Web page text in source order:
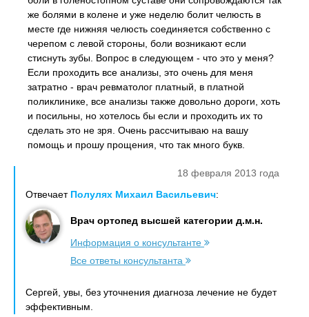
же болями в колене и уже неделю болит челюсть в
месте где нижняя челюсть соединяется собственно с
черепом с левой стороны, боли возникают если
стиснуть зубы. Вопрос в следующем - что это у меня?
Если проходить все анализы, это очень для меня
затратно - врач ревматолог платный, в платной
поликлинике, все анализы также довольно дороги, хоть
и посильны, но хотелось бы если и проходить их то
сделать это не зря. Очень рассчитываю на вашу
помощь и прошу прощения, что так много букв.
18 февраля 2013 года
Отвечает Полулях Михаил Васильевич:
Врач ортопед высшей категории д.м.н.
Информация о консультанте
Все ответы консультанта
Сергей, увы, без уточнения диагноза лечение не будет
эффективным.